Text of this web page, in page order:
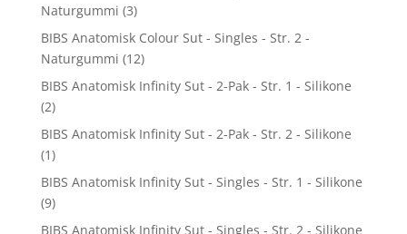
Naturgummi (3)
BIBS Anatomisk Colour Sut - Singles - Str. 2 -
Naturgummi (12)
BIBS Anatomisk Infinity Sut - 2-Pak - Str. 1 - Silikone
(2)
BIBS Anatomisk Infinity Sut - 2-Pak - Str. 2 - Silikone
(1)
BIBS Anatomisk Infinity Sut - Singles - Str. 1 - Silikone
(9)
BIBS Anatomisk Infinity Sut - Singles - Str. 2 - Silikone